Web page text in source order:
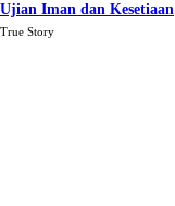
Ujian Iman dan Kesetiaan
True Story